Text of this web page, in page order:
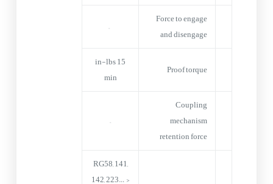
Force to engage
and disengage
–
Proof torque
15 in-lbs
min
Coupling
mechanism
retention force
–
RG58, 141,
142, 223… >